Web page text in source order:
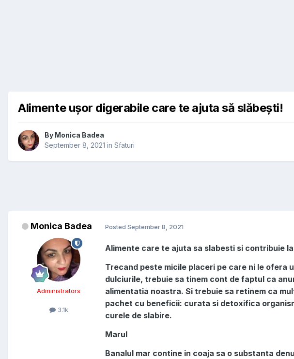
Alimente ușor digerabile care te ajuta să slăbești!
By Monica Badea
September 8, 2021 in Sfaturi
Monica Badea
Administrators
3.1k
Posted September 8, 2021
Alimente care te ajuta sa slabesti si contribuie
Trecand peste micile placeri pe care ni le ofera
dulciurile, trebuie sa tinem cont de faptul ca
alimentatia noastra. Si trebuie sa retinem ca
pachet cu beneficii: curata si detoxifica
curele de slabire.
Marul
Banalul mar contine in coaja sa o substanta